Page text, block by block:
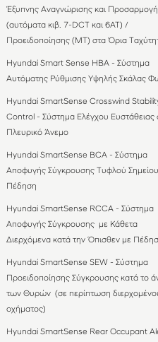
Έξυπνης Αναγνώρισης και
(αυτόματα κιβ. 7-DCT και 6AT) /
Προειδοποίησης (MT) στα Όρια
Hyundai Smart Sense HBA - Σύστημα
Αυτόματης Ρύθμισης Υψηλής Σκάλας
Hyundai SmartSense Crosswind
Control - Σύστημα Ελέγχου Ευστάθειας
Πλευρικό Άνεμο
Hyundai SmartSense BCΑ - Σύστημα
Αποφυγής Σύγκρουσης Τυφλού
Πέδηση
Hyundai SmartSense RCCΑ - Σύστημα
Αποφυγής Σύγκρουσης με Κάθετα
Διερχόμενα κατά την Όπισθεν με
Hyundai SmartSense SEW - Σύστημα
Προειδοποίησης Σύγκρουσης κατά το
των Θυρών (σε περίπτωση
οχήματος)
Hyundai SmartSense Rear Occupant